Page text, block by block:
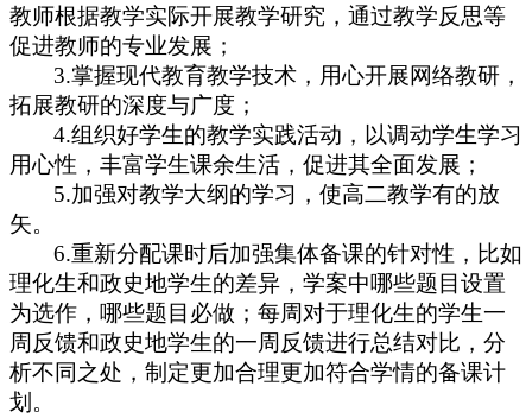
教师根据教学实际开展教学研究，通过教学反思等
促进教师的专业发展；
3.掌握现代教育教学技术，用心开展网络教研，
拓展教研的深度与广度；
4.组织好学生的教学实践活动，以调动学生学习
用心性，丰富学生课余生活，促进其全面发展；
5.加强对教学大纲的学习，使高二教学有的放
矢。
6.重新分配课时后加强集体备课的针对性，比如
理化生和政史地学生的差异，学案中哪些题目设置
为选作，哪些题目必做；每周对于理化生的学生一
周反馈和政史地学生的一周反馈进行总结对比，分
析不同之处，制定更加合理更加符合学情的备课计
划。